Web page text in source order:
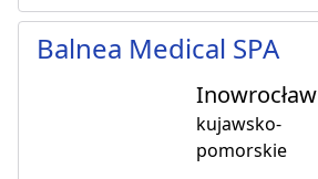
Balnea Medical SPA
Inowrocław
kujawsko-
pomorskie